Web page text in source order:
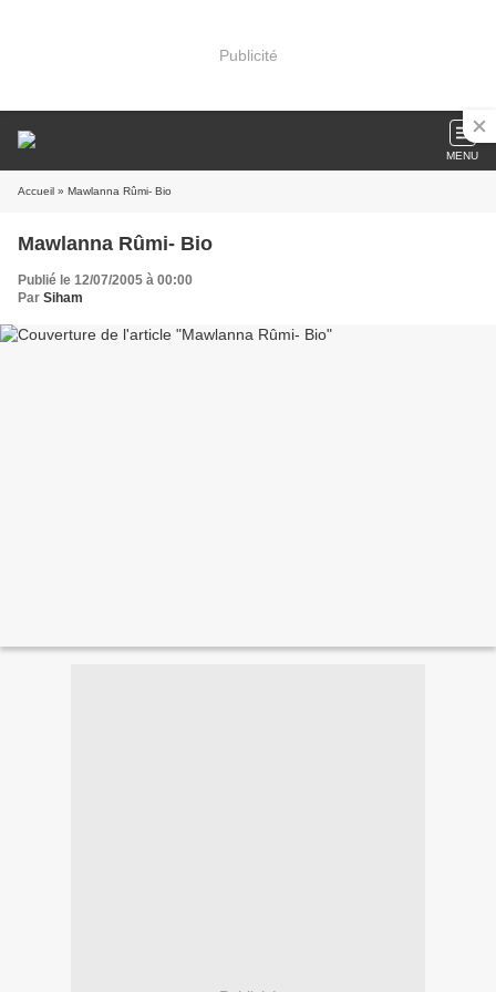
Publicité
MENU
Accueil » Mawlanna Rûmi- Bio
Mawlanna Rûmi- Bio
Publié le 12/07/2005 à 00:00
Par Siham